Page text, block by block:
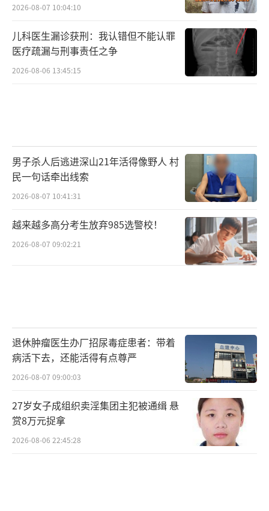
2026-08-07 10:04:10
儿科医生漏诊获刑：我认错但不能认罪
医疗疏漏与刑事责任之争
2026-08-06 13:45:15
男子杀人后逃进深山21年活得像野人 村
民一句话牵出线索
2026-08-07 10:41:31
越来越多高分考生放弃985选警校！
2026-08-07 09:02:21
退休肿瘤医生办厂招尿毒症患者：带着
病活下去，还能活得有点尊严
2026-08-07 09:00:03
27岁女子成组织卖淫集团主犯被通缉 悬
赏8万元捉拿
2026-08-06 22:45:28